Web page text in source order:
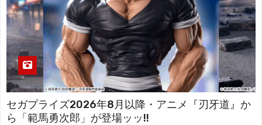
セガプライズ2026年8月以降・アニメ『刃牙道』か
ら「範馬勇次郎」が登場ッッ!!